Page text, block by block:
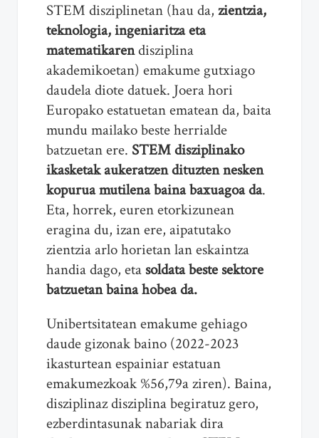
STEM disziplinetan (hau da, zientzia,
teknologia, ingeniaritza eta
matematikarendisziplina
akademikoetan) emakume gutxiago
daudela diote datuek. Joera hori
Europako estatuetan ematean da, baita
mundu mailako beste herrialde
batzuetan ere. STEM disziplinako
ikasketak aukeratzen dituzten nesken
kopurua mutilena baina baxuagoa da.
Eta, horrek, euren etorkizunean
eragina du, izan ere, aipatutako
zientzia arlo horietan lan eskaintza
handia dago, etasoldata beste sektore
batzuetan baina hobea da.
Unibertsitatean emakume gehiago
daude gizonak baino (2022-2023
ikasturtean espainiar estatuan
emakumezkoak %56,79a ziren). Baina,
disziplinaz disziplina begiratuz gero,
ezberdintasunak nabariak dira